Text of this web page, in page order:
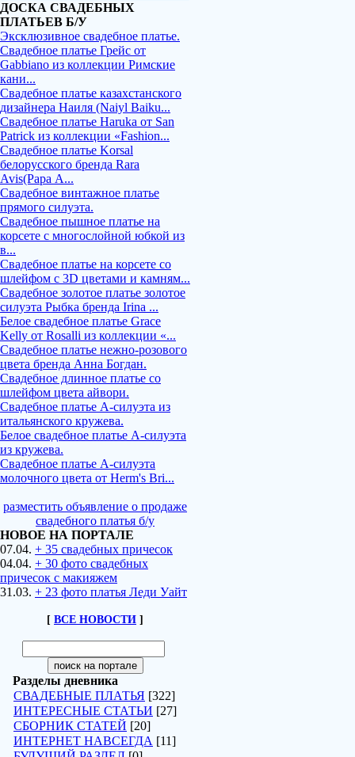
ДОСКА СВАДЕБНЫХ
ПЛАТЬЕВ Б/У
Эксклюзивное свадебное платье.
Свадебное платье Грейс от
Gabbiano из коллекции Римские
кани...
Свадебное платье казахстанского
дизайнера Наиля (Naiyl Baiku...
Свадебное платье Haruka от San
Patrick из коллекции «Fashion...
Свадебное платье Korsal
белорусского бренда Rara
Avis(Рара А...
Свадебное винтажное платье
прямого силуэта.
Свадебное пышное платье на
корсете с многослойной юбкой из
в...
Свадебное платье на корсете со
шлейфом с 3D цветами и камням...
Свадебное золотое платье золотое
силуэта Рыбка бренда Irina ...
Белое свадебное платье Grace
Kelly от Rosalli из коллекции «...
Свадебное платье нежно-розового
цвета бренда Анна Богдан.
Свадебное длинное платье со
шлейфом цвета айвори.
Свадебное платье А-силуэта из
итальянского кружева.
Белое свадебное платье А-силуэта
из кружева.
Свадебное платье А-силуэта
молочного цвета от Herm's Bri...
разместить объявление о продаже
свадебного платья б/у
НОВОЕ НА ПОРТАЛЕ
07.04. + 35 свадебных причесок
04.04. + 30 фото свадебных
причесок с макияжем
31.03. + 23 фото платья Леди Уайт
[ ВСЕ НОВОСТИ ]
Разделы дневника
СВАДЕБНЫЕ ПЛАТЬЯ [322]
ИНТЕРЕСНЫЕ СТАТЬИ [27]
СБОРНИК СТАТЕЙ [20]
ИНТЕРНЕТ НАВСЕГДА [11]